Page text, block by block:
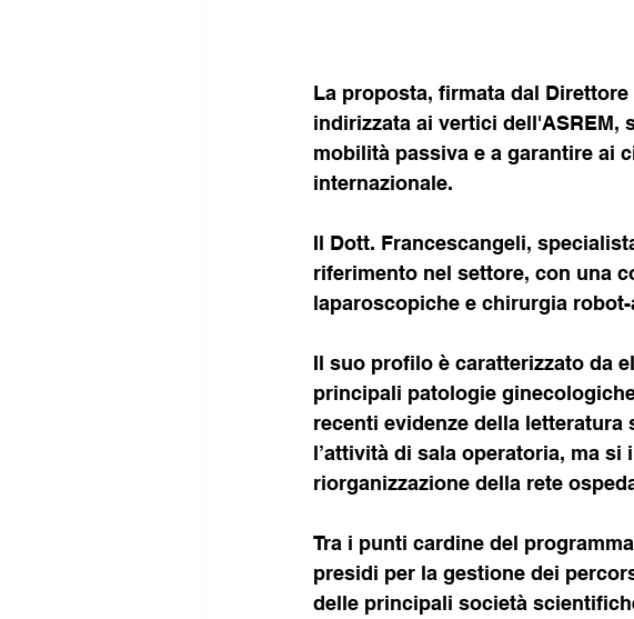
La proposta, firmata dal
indirizzata ai vertici dell'ASREM,
mobilità passiva e a garantire ai
internazionale.
Il Dott. Francescangeli,
riferimento nel settore, con una
laparoscopiche e chirurgia
Il suo profilo è caratterizzato da
principali patologie
recenti evidenze della
l’attività di sala operatoria, ma
riorganizzazione della rete
Tra i punti cardine del
presidi per la gestione dei
delle principali società